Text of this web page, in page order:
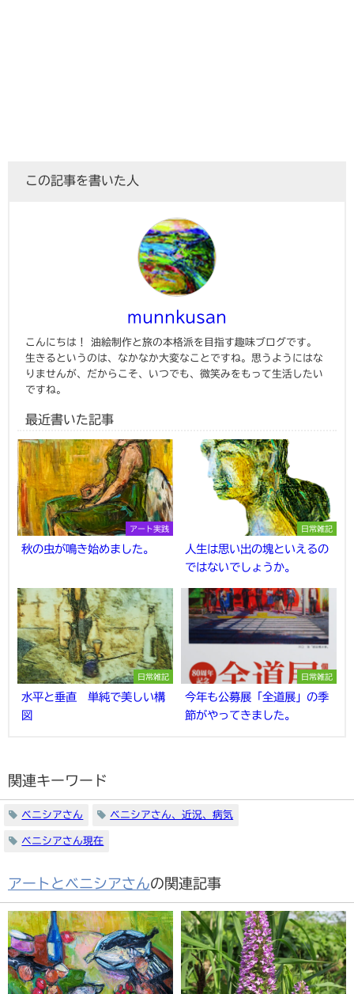
この記事を書いた人
munnkusan
こんにちは！ 油絵制作と旅の本格派を目指す趣味ブログです。
生きるというのは、なかなか大変なことですね。思うようにはな
りませんが、だからこそ、いつでも、微笑みをもって生活したい
ですね。
最近書いた記事
アート実践
秋の虫が鳴き始めました。
日常雑記
人生は思い出の塊といえるの
ではないでしょうか。
日常雑記
水平と垂直 単純で美しい構
図
日常雑記
今年も公募展「全道展」の季
節がやってきました。
関連キーワード
ベニシアさん ベニシアさん、近況、病気
ベニシアさん現在
アートとベニシアさんの関連記事